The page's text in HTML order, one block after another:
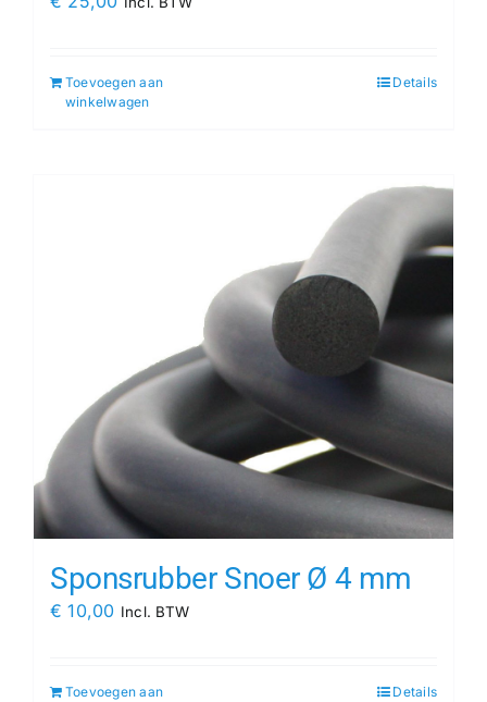
Toevoegen aan
winkelwagen
Details
Sponsrubber Snoer Ø 4 mm
€ 10,00 Incl. BTW
Toevoegen aan
Details